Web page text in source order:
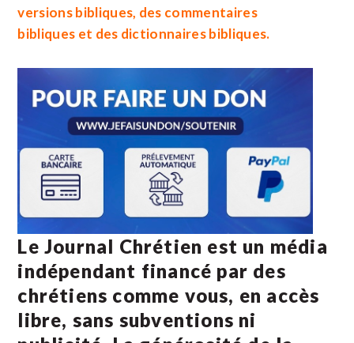
versions bibliques, des commentaires
bibliques et des dictionnaires bibliques.
Le Journal Chrétien est un média
indépendant financé par des
chrétiens comme vous, en accès
libre, sans subventions ni